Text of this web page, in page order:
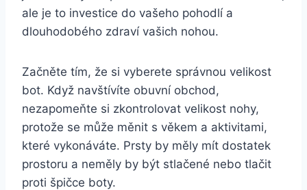
ale je to investice​ do vašeho pohodlí a
dlouhodobého‌ zdraví vašich​ nohou.
Začněte tím, že si vyberete ⁣správnou velikost
bot. Když navštívíte obuvní obchod,​
nezapomeňte si zkontrolovat velikost nohy,
protože se‌ může měnit⁤ s ⁤věkem a aktivitami,
které vykonáváte. Prsty ‍by ​měly mít dostatek​
prostoru⁢ a ⁤neměly by být stlačené nebo tlačit
proti špičce​ boty.